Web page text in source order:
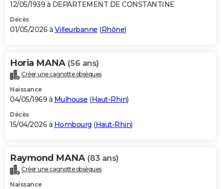
GUIDES D'ACHAT
BONS PLANS
Carte de Noël
Carte Bonne année
Carte Saint-Valentin
Carte Pâques
Carte d'anniversaire
DICTIONNAIRE
Dictionnaire
Biographies
Citations
Expressions
Proverbes
PROGRAMME TV
S'inscrire
Se connecter
Lycées
Collèges
Primaires
Universités
Entreprises
Service militaire
Avis de recherche
AVIS DE DÉCÈS
Bricolage
Lifestyle
Culture
Sport
Auto
Television
Voyage
Cinema
12/05/1939 à DEPARTEMENT DE CONSTANTINE
Décès
01/05/2026 à Villeurbanne (Rhône)
Horia MANA (56 ans)
Créer une cagnotte obsèques
Naissance
04/05/1969 à Mulhouse (Haut-Rhin)
Décès
15/04/2026 à Hombourg (Haut-Rhin)
Raymond MANA (83 ans)
Créer une cagnotte obsèques
Naissance